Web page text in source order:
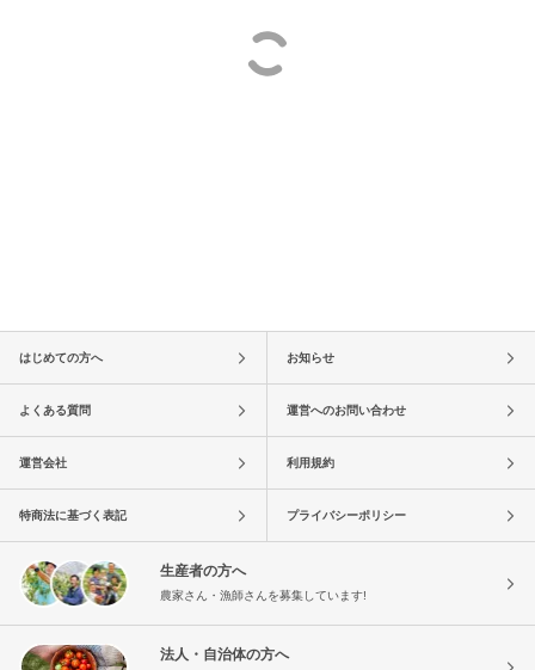
はじめての方へ お知らせ
よくある質問 運営へのお問い合わせ
運営会社 利用規約
特商法に基づく表記 プライバシーポリシー
生産者の方へ
農家さん・漁師さんを募集しています!
法人・自治体の方へ